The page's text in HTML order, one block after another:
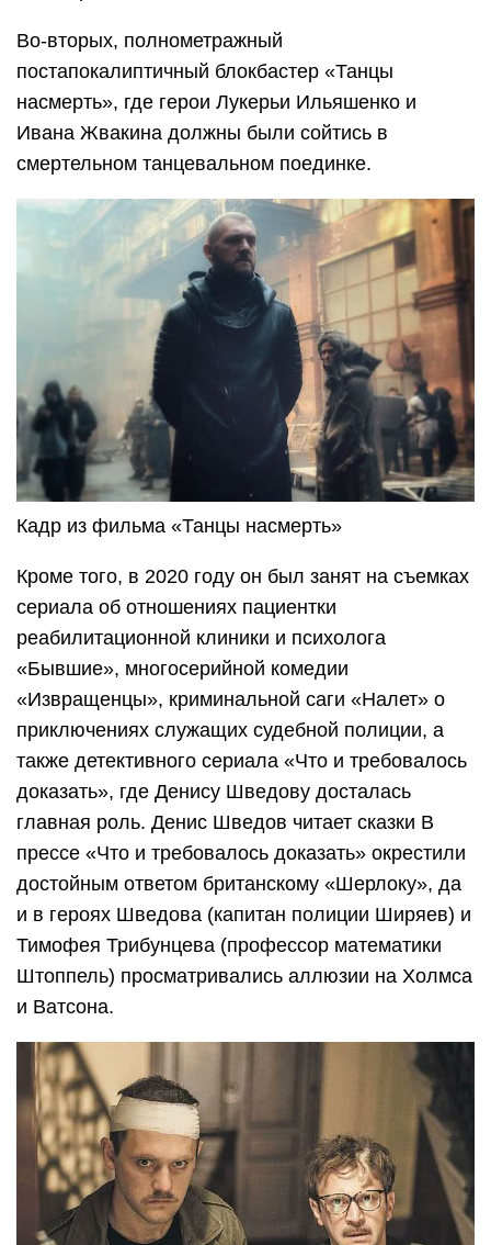
Во-вторых, полнометражный
постапокалиптичный блокбастер «Танцы
насмерть», где герои Лукерьи Ильяшенко и
Ивана Жвакина должны были сойтись в
смертельном танцевальном поединке.
Кадр из фильма «Танцы насмерть»
Кроме того, в 2020 году он был занят на съемках
сериала об отношениях пациентки
реабилитационной клиники и психолога
«Бывшие», многосерийной комедии
«Извращенцы», криминальной саги «Налет» о
приключениях служащих судебной полиции, а
также детективного сериала «Что и требовалось
доказать», где Денису Шведову досталась
главная роль. Денис Шведов читает сказки В
прессе «Что и требовалось доказать» окрестили
достойным ответом британскому «Шерлоку», да
и в героях Шведова (капитан полиции Ширяев) и
Тимофея Трибунцева (профессор математики
Штоппель) просматривались аллюзии на Холмса
и Ватсона.